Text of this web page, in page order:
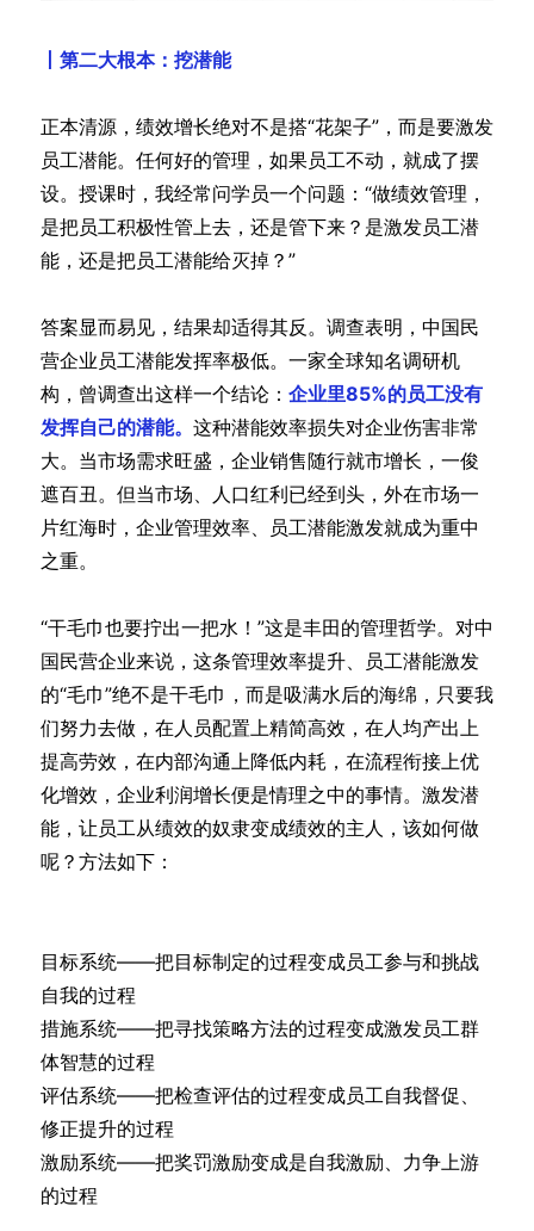
丨第二大根本：挖潜能
正本清源，绩效增长绝对不是搭“花架子”，而是要激发
员工潜能。任何好的管理，如果员工不动，就成了摆
设。授课时，我经常问学员一个问题：“做绩效管理，
是把员工积极性管上去，还是管下来？是激发员工潜
能，还是把员工潜能给灭掉？”
答案显而易见，结果却适得其反。调查表明，中国民
营企业员工潜能发挥率极低。一家全球知名调研机
构，曾调查出这样一个结论： 企业里85%的员工没有
发挥自己的潜能。 这种潜能效率损失对企业伤害非常
大。当市场需求旺盛，企业销售随行就市增长，一俊
遮百丑。但当市场、人口红利已经到头，外在市场一
片红海时，企业管理效率、员工潜能激发就成为重中
之重。
“干毛巾也要拧出一把水！”这是丰田的管理哲学。对中
国民营企业来说，这条管理效率提升、员工潜能激发
的“毛巾”绝不是干毛巾，而是吸满水后的海绵，只要我
们努力去做，在人员配置上精简高效，在人均产出上
提高劳效，在内部沟通上降低内耗，在流程衔接上优
化增效，企业利润增长便是情理之中的事情。激发潜
能，让员工从绩效的奴隶变成绩效的主人，该如何做
呢？方法如下：
目标系统——把目标制定的过程变成员工参与和挑战
自我的过程
措施系统——把寻找策略方法的过程变成激发员工群
体智慧的过程
评估系统——把检查评估的过程变成员工自我督促、
修正提升的过程
激励系统——把奖罚激励变成是自我激励、力争上游
的过程